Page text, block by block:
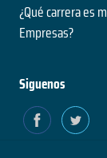
¿Qué carrera es
Empresas?
Siguenos